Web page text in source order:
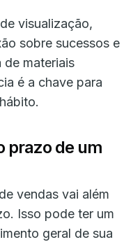
visualização,
sobre sucessos e
de materiais
é a chave para
prazo de um
vendas vai além
Isso pode ter um
geral de sua